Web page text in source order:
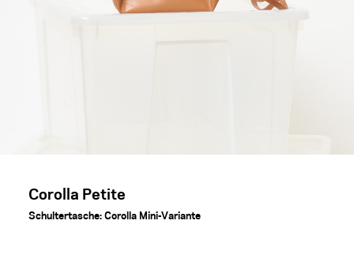
Corolla Petite
Schultertasche: Corolla Mini-Variante